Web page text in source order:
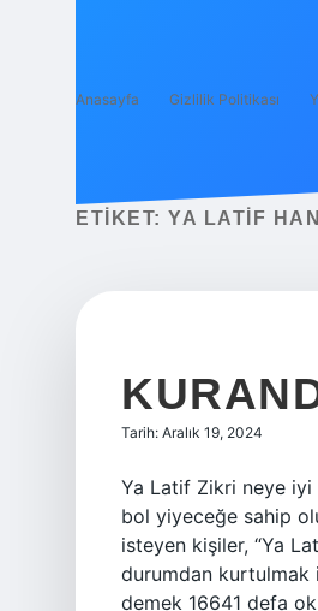
Anasayfa Gizlilik Politikası
ETIKET: YA LATIF
Tarih: Aralık 19, 2024
Ya Latif Zikri neye iyi
bol yiyeceğe sahip
isteyen kişiler, “Ya
durumdan kurtulmak
demek 16641 defa